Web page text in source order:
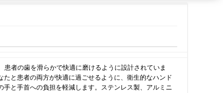
者の歯を滑らかで快適に磨けるように設計されていま
と患者の両方が快適に過ごせるように、衛生的なハンド
と手首への負担を軽減します。ステンレス製、アルミニ